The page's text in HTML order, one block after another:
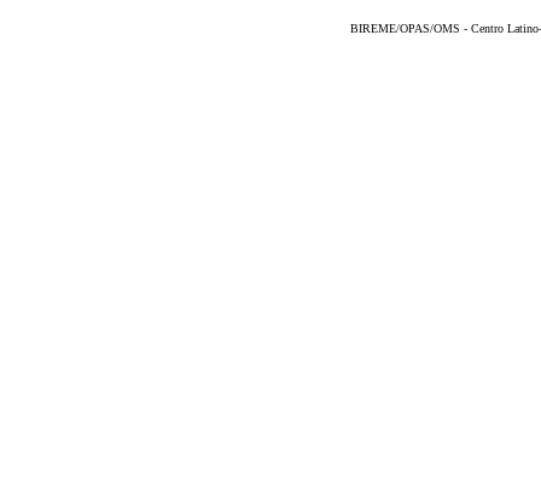
BIREME/OPAS/OMS - Centro Latino-